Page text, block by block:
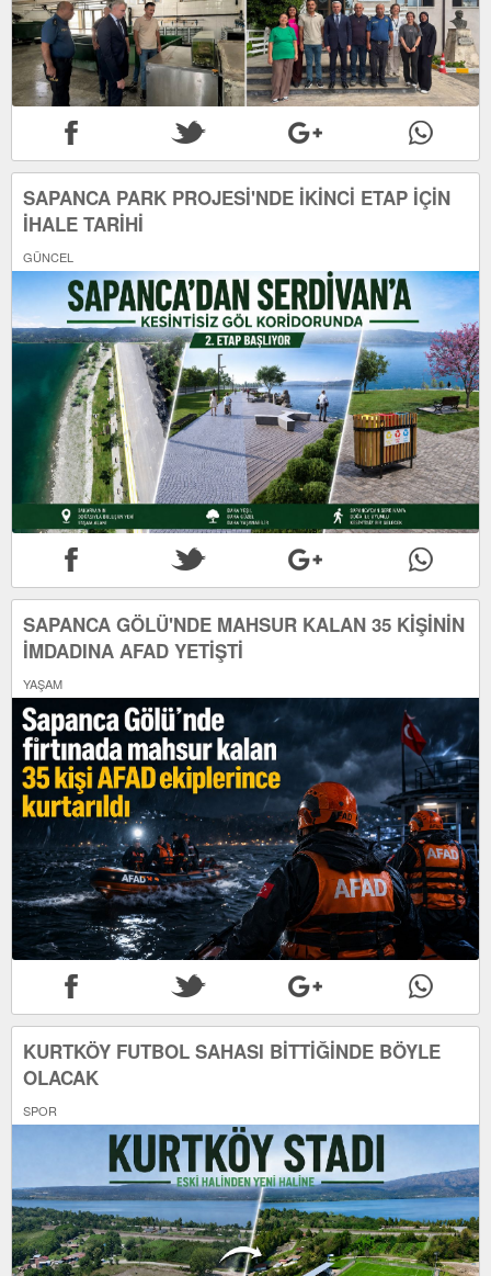
SAPANCA PARK PROJESİ'NDE İKİNCİ ETAP İÇİN
İHALE TARİHİ
GÜNCEL
SAPANCA GÖLÜ'NDE MAHSUR KALAN 35 KİŞİNİN
İMDADINA AFAD YETİŞTİ
YAŞAM
KURTKÖY FUTBOL SAHASI BİTTİĞİNDE BÖYLE
OLACAK
SPOR